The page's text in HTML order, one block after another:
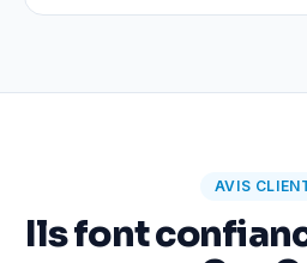
AVIS
Ils font